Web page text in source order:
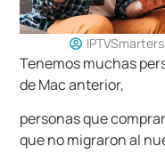
Tenemos muchas
de Mac anterior,
personas que
que no migraron al